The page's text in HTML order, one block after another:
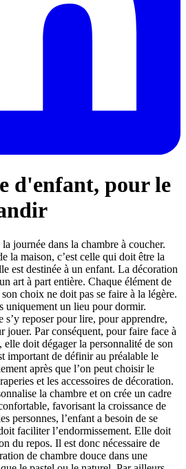
d'enfant, pour le
journée dans la chambre à coucher.
la maison, c’est celle qui doit être la
est destinée à un enfant. La décoration
art à part entière. Chaque élément de
choix ne doit pas se faire à la légère.
uniquement un lieu pour dormir.
s’y reposer pour lire, pour apprendre,
jouer. Par conséquent, pour faire face à
doit dégager la personnalité de son
important de définir au préalable le
après que l’on peut choisir le
et les accessoires de décoration.
la chambre et on crée un cadre
favorisant la croissance de
personnes, l’enfant a besoin de se
faciliter l’endormissement. Elle doit
du repos. Il est donc nécessaire de
de chambre douce dans une